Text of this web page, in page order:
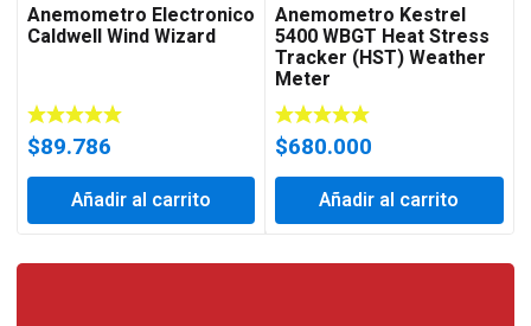
Anemometro Electronico
Caldwell Wind Wizard
$89.786
Añadir al carrito
Anemometro Kestrel
5400 WBGT Heat Stress
Tracker (HST) Weather
Meter
$680.000
Añadir al carrito